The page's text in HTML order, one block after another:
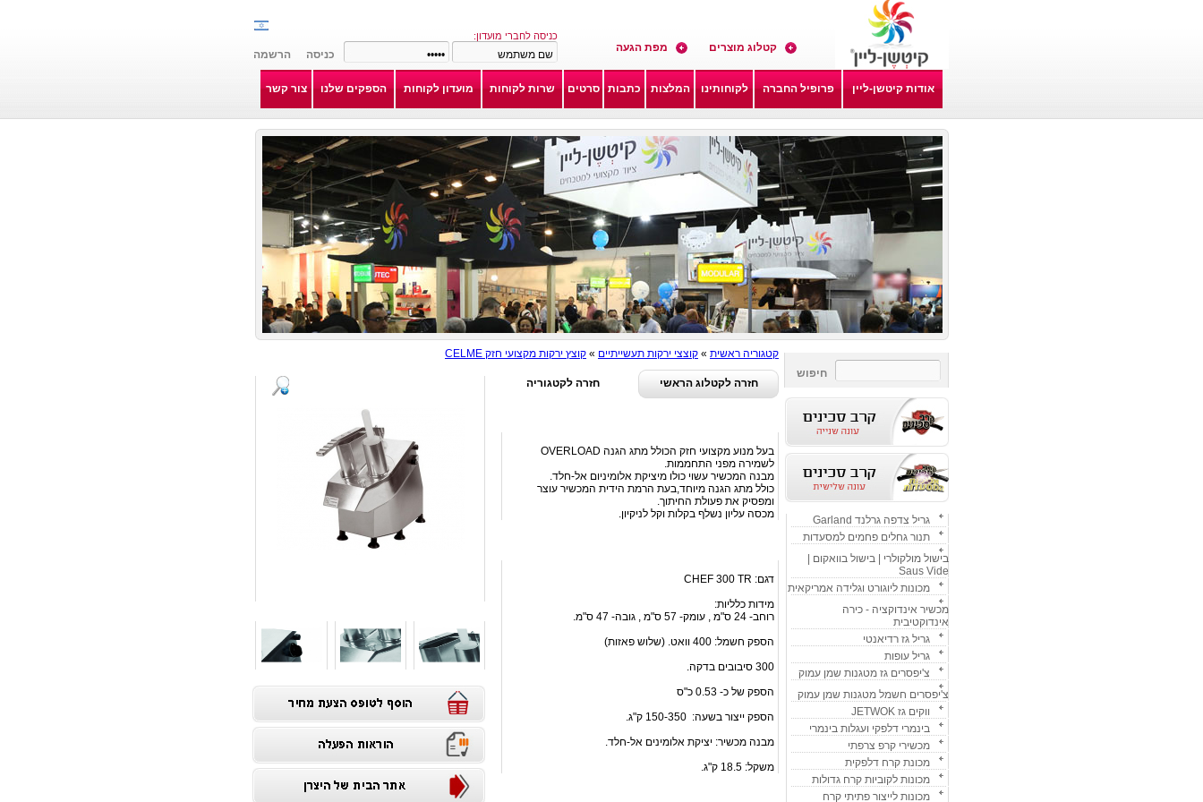
קטלוג מוצרים מפת הגעה
כניסה לחברי מועדון:
אודות קיטשן-ליין פרופיל החברה לקוחותינו המלצות כתבות סרטים שרות לקוחות מועדון לקוחות הספקים שלנו צור קשר
גריל צדפה גרלנד Garland
תנור גחלים פחמים למסעדות
בישול מולקולרי | בישול בוואקום |
Saus Vide
מכונות ליוגורט וגלידה אמריקאית
מכשיר אינדוקציה - כירה
אינדוקטיבית
גריל גז רדיאנטי
גריל עופות
צ'יפסרים גז מטגנות שמן עמוק
צ'יפסרים חשמל מטגנות שמן עמוק
ווקים גז JETWOK
בינמרי דלפקי ועגלות בינמרי
מכשירי קרפ צרפתי
מכונת קרח דלפקית
מכונות לקוביות קרח גדולות
מכונות לייצור פתיתי קרח
קטגוריה ראשית » קוצצי ירקות תעשייתיים » קוצץ ירקות מקצועי חזק CELME
חזרה לקטלוג הראשי חזרה לקטגוריה
בעל מנוע מקצועי חזק הכולל מתג הגנה OVERLOAD
לשמירה מפני התחממות.
מבנה המכשיר עשוי כולו מיציקת אלומיניום אל-חלד.
כולל מתג הגנה מיוחד,בעת הרמת הידית המכשיר עוצר
ומפסיק את פעולת החיתוך.
מכסה עליון נשלף בקלות וקל לניקיון.
דגם: CHEF 300 TR
מידות כלליות:
רוחב- 24 ס"מ , עומק- 57 ס"מ , גובה- 47 ס"מ.
הספק חשמל: 400 וואט. (שלוש פאזות)
300 סיבובים בדקה.
הספק של כ- 0.53 כ"ס
הספק ייצור בשעה: 150-350 ק"ג.
מבנה מכשיר: יציקת אלומינים אל-חלד.
משקל: 18.5 ק"ג.